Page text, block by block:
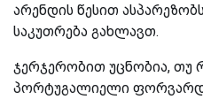
არენდის წესით
საკუთრება გახლავთ.
ჯერჯერობით უცნობია, თუ
პორტუგალიელი